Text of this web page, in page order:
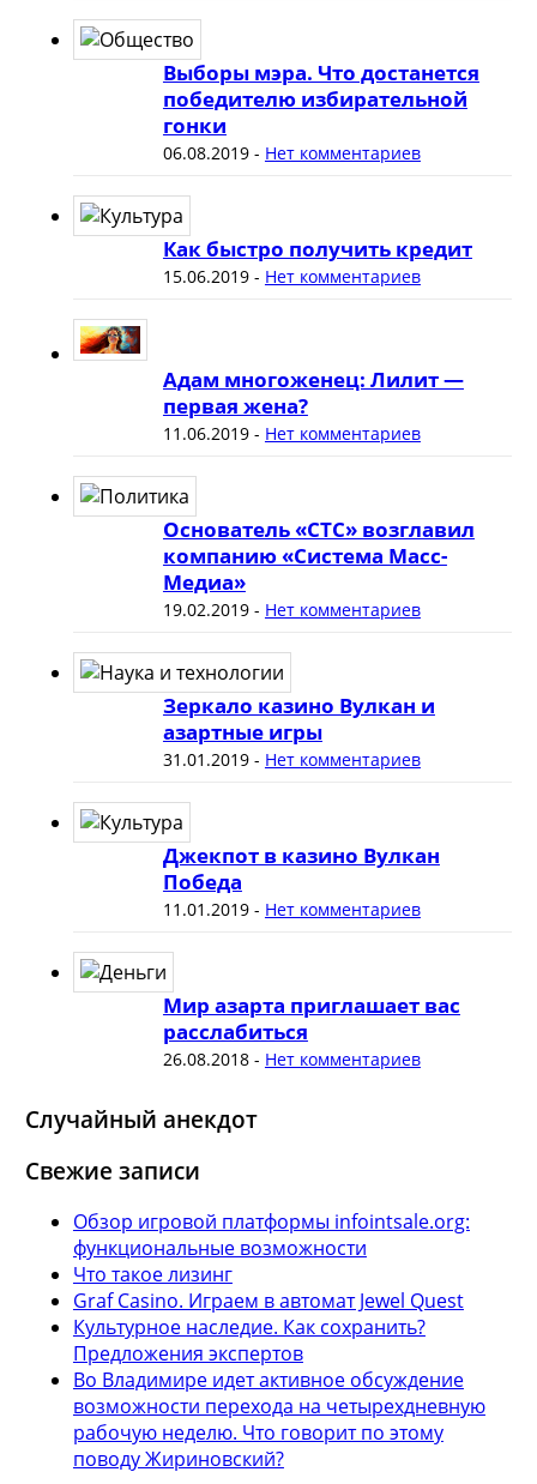
Выборы мэра. Что достанется
победителю избирательной
гонки
06.08.2019- Нет комментариев
Как быстро получить кредит
15.06.2019- Нет комментариев
Адам многоженец: Лилит —
первая жена?
11.06.2019- Нет комментариев
Основатель «СТС» возглавил
компанию «Система Масс-
Медиа»
19.02.2019- Нет комментариев
Зеркало казино Вулкан и
азартные игры
31.01.2019- Нет комментариев
Джекпот в казино Вулкан
Победа
11.01.2019- Нет комментариев
Мир азарта приглашает вас
расслабиться
26.08.2018- Нет комментариев
Случайный анекдот
Свежие записи
Обзор игровой платформы infointsale.org:
функциональные возможности
Что такое лизинг
Graf Casino. Играем в автомат Jewel Quest
Культурное наследие. Как сохранить?
Предложения экспертов
Во Владимире идет активное обсуждение
возможности перехода на четырехдневную
рабочую неделю. Что говорит по этому
поводу Жириновский?